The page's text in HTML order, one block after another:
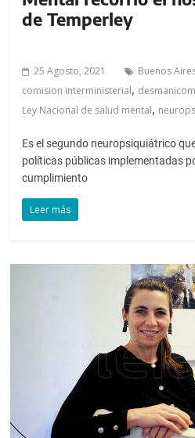
de Temperley
25 Agosto, 2021 Buenos
comision interministerial,
Ley Nacional de salud mental,
Es el segundo neuropsiquiátrico
políticas públicas implementadas
cumplimiento
Leer más